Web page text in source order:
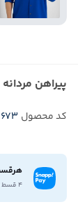
پیراهن مردانه
کد محصول
هرقسط با
4 قسط ماهیانه. بدون سود،چک و ضامن